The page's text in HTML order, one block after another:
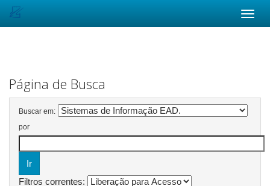
Página de Busca
Buscar em:
por
Filtros correntes: